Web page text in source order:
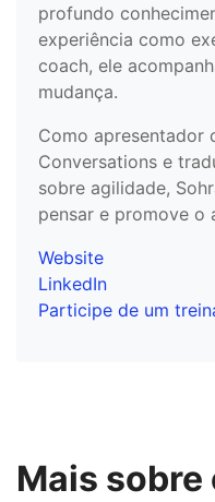
profundo
experiência como
coach, ele
mudança.
Como apresentador
Conversations e
sobre agilidade,
pensar e promove o
Website
LinkedIn
Participe de um
Mais sobre